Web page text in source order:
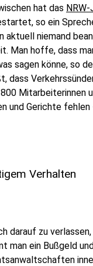
hat das
so ein
aktuell niemand
Man hoffe, dass
sagen könne, so
dass
Mitarbeiterinnen
Gerichte fehlen
Verhalten
darauf zu
man ein Bußgeld